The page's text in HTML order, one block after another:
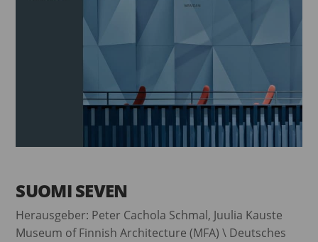
SUOMI SEVEN
Herausgeber: Peter Cachola Schmal, Juulia Kauste
Museum of Finnish Architecture (MFA) \ Deutsches